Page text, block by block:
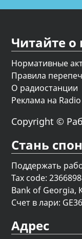
Читайте о
Нормативные
Правила
О радиостанции
Реклама на
Copyright ©
Стань
Поддержать
Tax code:
Bank of Georgia,
Счет в лари:
Адрес